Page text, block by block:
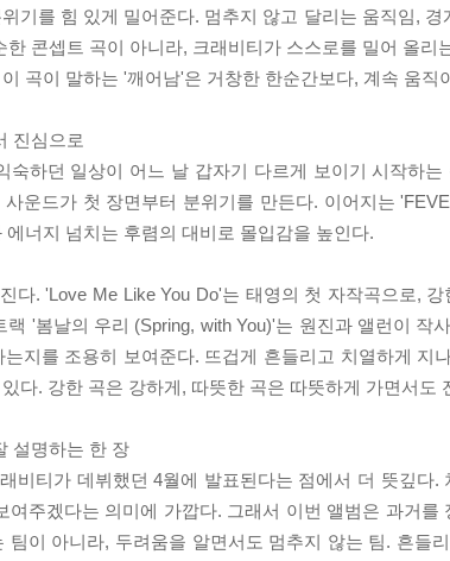
기를 힘 있게 밀어준다. 멈추지 않고 달리는 움직임,
한 콘셉트 곡이 아니라, 크래비티가 스스로를 밀어 올
곡이 말하는 '깨어남'은 거창한 한순간보다, 계속 움직
진심으로
숙하던 일상이 어느 날 갑자기 다르게 보이기 시작하
운드가 첫 장면부터 분위기를 만든다. 이어지는
에너지 넘치는 후렴의 대비로 몰입감을 높인다.
다. 'Love Me Like You Do'는 태영의 첫 자작곡으로,
랙 '봄날의 우리 (Spring, with You)'는 원진과 앨런이 작
지를 조용히 보여준다. 뜨겁게 흔들리고 치열하게 지
다. 강한 곡은 강하게, 따뜻한 곡은 따뜻하게 가면서도
설명하는 한 장
비티가 데뷔했던 4월에 발표된다는 점에서 더 뜻깊다
여주겠다는 의미에 가깝다. 그래서 이번 앨범은 과거
팀이 아니라, 두려움을 알면서도 멈추지 않는 팀. 흔들